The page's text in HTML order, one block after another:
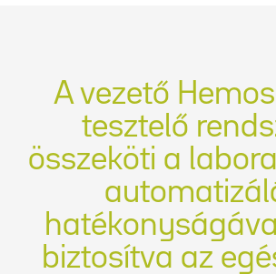
A vezető
tesztelő
összeköti a
biztosítva az